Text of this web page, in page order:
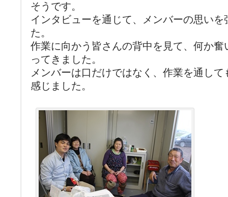
そうです。
インタビューを通じて、メンバーの思い
た。
作業に向かう皆さんの背中を見て、何か
ってきました。
メンバーは口だけではなく、作業を通し
感じました。